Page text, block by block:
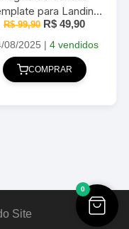
para Landing
Page para Cursos e
2025
R$99,90 O
original
era:
R$ 99,90.
R$ 49,90O
atual
R$ 49,90.
08/2025 |4 vendidos
COMPRAR
Site
0